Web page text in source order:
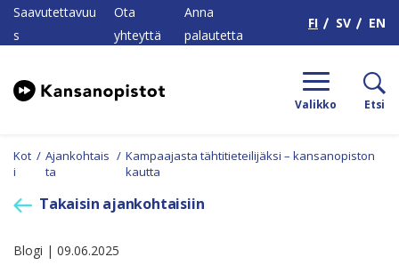
Saavutettavuu
s
Ota
yhteyttä
Anna
palautetta
FI SV EN
Valikko Etsi
Kot
i
/ Ajankohtais
ta
/ Kampaajasta tähtitieteilijäksi – kansanopiston
kautta
Takaisin ajankohtaisiin
Blogi | 09.06.2025